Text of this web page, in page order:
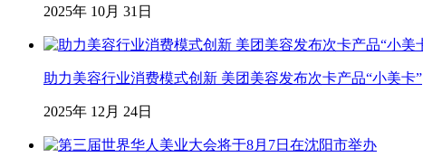
2025年 10月 31日
助力美容行业消费模式创新 美团美容发布次卡产品“小美卡”
2025年 12月 24日